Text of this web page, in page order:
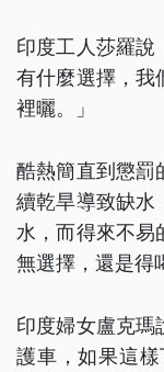
印度工人莎羅說
有什麼選擇，我
裡曬。」
酷熱簡直到懲罰
續乾旱導致缺水
水，而得來不易
無選擇，還是得
印度婦女盧克瑪
護車，如果這